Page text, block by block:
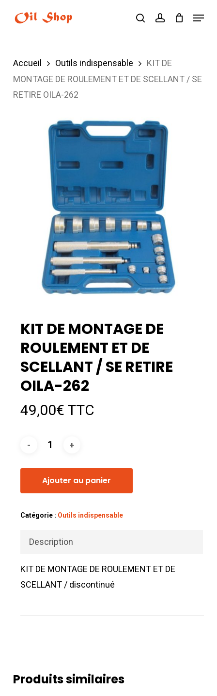
searchaccount
Menu
Accueil Outils indispensable
KIT DE
MONTAGE DE ROULEMENT ET DE SCELLANT / SE
RETIRE OILA-262
KIT DE MONTAGE DE
ROULEMENT ET DE
SCELLANT / SE RETIRE
OILA-262
49,00€ TTC
Ajouter au panier
Catégorie : Outils indispensable
Description
KIT DE MONTAGE DE ROULEMENT ET DE
SCELLANT / discontinué
Produits similaires